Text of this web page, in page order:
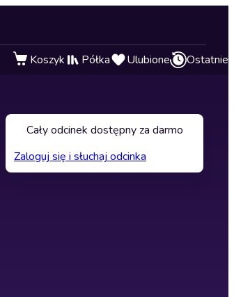
Koszyk Półka Ulubione Ostatnie
Cały odcinek dostępny za darmo
Zaloguj się i słuchaj odcinka